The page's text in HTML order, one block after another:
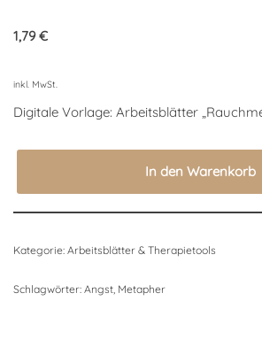
1,79€
inkl. MwSt.
Digitale Vorlage: Arbeitsblätter
In den Warenkorb
Kategorie: Arbeitsblätter & Therapietools
Schlagwörter: Angst Metapher